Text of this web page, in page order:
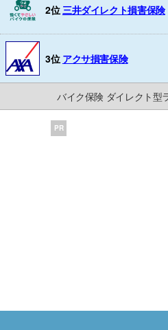
2位 三井ダイレクト損害保険
3位 アクサ損害保険
バイク保険 ダイレクト
PR